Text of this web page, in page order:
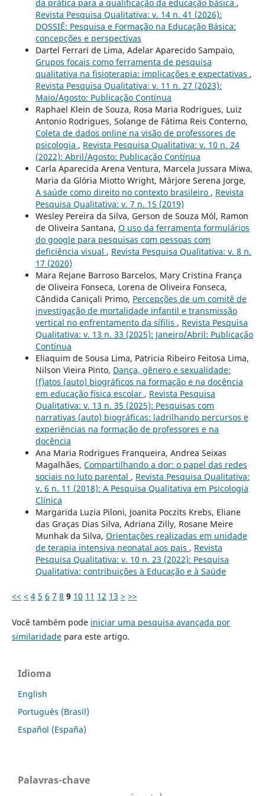
da prática para a qualificação da educação básica ,
Revista Pesquisa Qualitativa: v. 14 n. 41 (2026):
DOSSIÊ: Pesquisa e Formação na Educação Básica:
concepções e perspectivas
Dartel Ferrari de Lima, Adelar Aparecido Sampaio,
Grupos focais como ferramenta de pesquisa
qualitativa na fisioterapia: implicações e expectativas ,
Revista Pesquisa Qualitativa: v. 11 n. 27 (2023):
Maio/Agosto: Publicação Contínua
Raphael Klein de Souza, Rosa Maria Rodrigues, Luiz
Antonio Rodrigues, Solange de Fátima Reis Conterno,
Coleta de dados online na visão de professores de
psicologia , Revista Pesquisa Qualitativa: v. 10 n. 24
(2022): Abril/Agosto: Publicação Contínua
Carla Aparecida Arena Ventura, Marcela Jussara Miwa,
Maria da Glória Miotto Wright, Márjore Serena Jorge,
A saúde como direito no contexto brasileiro , Revista
Pesquisa Qualitativa: v. 7 n. 15 (2019)
Wesley Pereira da Silva, Gerson de Souza Mól, Ramon
de Oliveira Santana, O uso da ferramenta formulários
do google para pesquisas com pessoas com
deficiência visual , Revista Pesquisa Qualitativa: v. 8 n.
17 (2020)
Mara Rejane Barroso Barcelos, Mary Cristina França
de Oliveira Fonseca, Lorena de Oliveira Fonseca,
Cândida Caniçali Primo, Percepções de um comitê de
investigação de mortalidade infantil e transmissão
vertical no enfrentamento da sífilis , Revista Pesquisa
Qualitativa: v. 13 n. 33 (2025): Janeiro/Abril: Publicação
Contínua
Eliaquim de Sousa Lima, Patricia Ribeiro Feitosa Lima,
Nilson Vieira Pinto, Dança, gênero e sexualidade:
(f)atos (auto) biográficos na formação e na docência
em educação física escolar , Revista Pesquisa
Qualitativa: v. 13 n. 35 (2025): Pesquisas com
narrativas (auto) biográficas: ladrilhando percursos e
experiências na formação de professores e na
docência
Ana Maria Rodrigues Franqueira, Andrea Seixas
Magalhães, Compartilhando a dor: o papel das redes
sociais no luto parental , Revista Pesquisa Qualitativa:
v. 6 n. 11 (2018): A Pesquisa Qualitativa em Psicologia
Clí­nica
Margarida Luzia Piloni, Joanita Poczits Krebs, Eliane
das Graças Dias Silva, Adriana Zilly, Rosane Meire
Munhak da Silva, Orientações realizadas em unidade
de terapia intensiva neonatal aos pais , Revista
Pesquisa Qualitativa: v. 10 n. 23 (2022): Pesquisa
Qualitativa: contribuições à Educação e à Saúde
<< < 4 5 6 7 8 9 10 11 12 13 > >>
Você também pode iniciar uma pesquisa avançada por
similaridadepara este artigo.
Idioma
English
Português (Brasil)
Español (España)
Palavras-chave